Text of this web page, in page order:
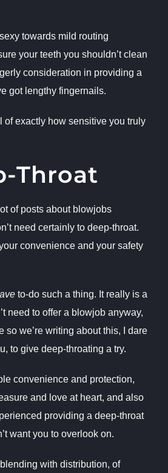
towards mild routing
your teeth you shouldn’t clean
consideration in providing a
got lengthy fingernails.
of exactly how sensitive you truly
Throat
of posts about blowjobs
need certainly to deep-throat.
convenience and your safety
to-do such a thing. It really is a
need to offer a blowjob anyway,
so we’re writing about this, I dare
to give deep-throating a try.
convenience and protection,
and love at heart, and also
providing a deep-throat
want you to overlook on.
with distribution, of